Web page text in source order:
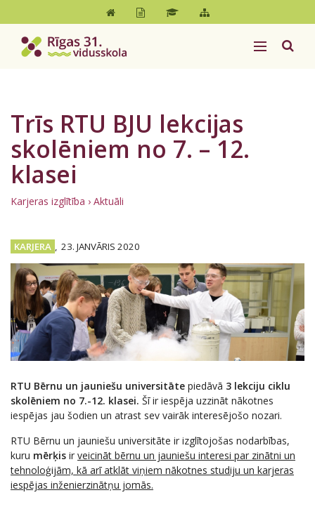
Trīs RTU BJU lekcijas
skolēniem no 7. – 12.
klasei
Karjeras izglītība › Aktuāli
KARJERA , 23. JANVĀRIS 2020
RTU Bērnu un jauniešu universitāte piedāvā 3 lekciju ciklu
skolēniem no 7.-12. klasei. Šī ir iespēja uzzināt nākotnes
iespējas jau šodien un atrast sev vairāk interesējošo nozari.
RTU Bērnu un jauniešu universitāte ir izglītojošas nodarbības,
kuru mērķis ir veicināt bērnu un jauniešu interesi par zinātni un
tehnoloģijām, kā arī atklāt viņiem nākotnes studiju un karjeras
iespējas inženierzinātņu jomās.